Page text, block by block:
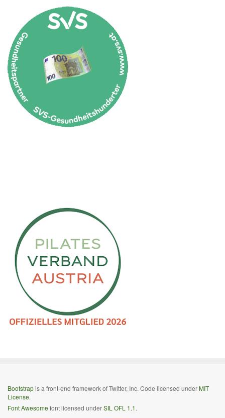
Bootstrapis a front-end framework of Twitter, Inc. Code licensed underMIT
License.
Font Awesome font licensed underSIL OFL 1.1.